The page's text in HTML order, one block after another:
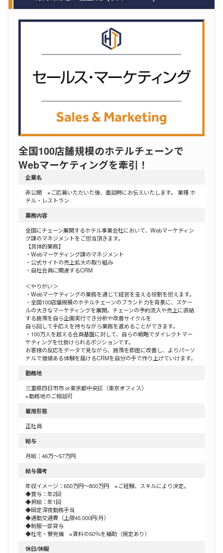
全国100店舗規模のホテルチェーンで
Webマーケティングを牽引！
企業名
非公開 ※ご応募いただいた後、面談時にお伝えいたします。 業種 ホ
テル・レストラン
業務内容
全国にチェーン展開するホテル事業会社において、Webマーケティン
グ課のマネジメントをご担当頂きます。
【具体的業務】
・Webマーケティング課のマネジメント
・公式サイトの売上拡大の取り組み
・自社会員に関連するCRM
＜やりがい＞
・Webマーケティングの業務を通じて経営を支える役割を担えます。
・全国100店舗規模のホテルチェーンのブランド力を背景に、スケー
ルの大きなマーケティングを展開。チェーンの予約流入や売上に直結
する施策を自ら企画実行でき分析や改善サイクルを
自ら回して手応えを持ちながら業務を進めることができます。
・100万人を超える会員基盤に対して、自らの戦略でダイレクトマー
ケティングを仕掛けられるポジションです。
お客様の反応をデータで見ながら、施策を即座に改善し、よりパーソ
ナルで価値ある体験を届けるCRMを自分の手で作り上げていけます。
勤務地
三重県四日市市 or東京都中央区（東京オフィス）
※勤務地のご相談可
雇用形態
正社員
給与
月給：46万～57万円
給与備考
年収イメージ：650万円〜800万円 ※ご経験、スキルにより決定。
◆賞与：年2回
◆昇給：年1回
◆固定深夜勤務手当
◆通勤交通費（上限45,000円/月）
◆制服一部貸与
◆社宅・寮完備 ※賃料の50％を補助（規定あり）
休日/休暇